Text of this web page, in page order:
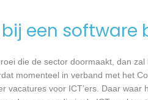
een software
die de sector doormaakt, dan
momenteel in verband met het
voor ICT’ers. Daar waar